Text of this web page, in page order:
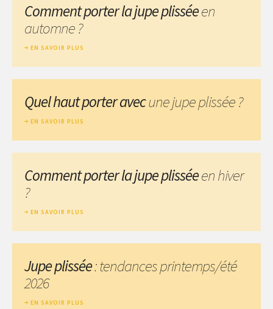
Comment porter la jupe plisséeen
automne ?
EN SAVOIR PLUS
Quel haut porter avecune jupe plissée ?
EN SAVOIR PLUS
Comment porter la jupe plisséeen hiver
?
EN SAVOIR PLUS
Jupe plissée: tendances printemps/été
2026
EN SAVOIR PLUS